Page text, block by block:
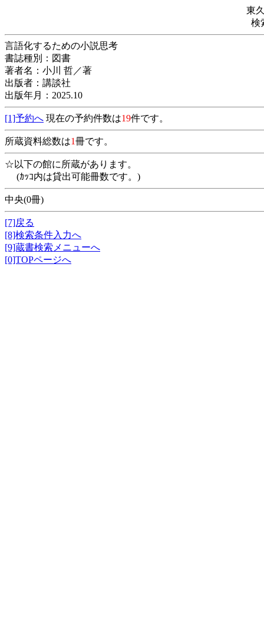
東
検
言語化するための小説思考
書誌種別：図書
著者名：小川 哲／著
出版者：講談社
出版年月：2025.10
[1]予約へ 現在の予約件数は19件です。
所蔵資料総数は1冊です。
☆以下の館に所蔵があります。
(ｶｯｺ内は貸出可能冊数です。)
中央(0冊)
[7]戻る
[8]検索条件入力へ
[9]蔵書検索メニューへ
[0]TOPページへ